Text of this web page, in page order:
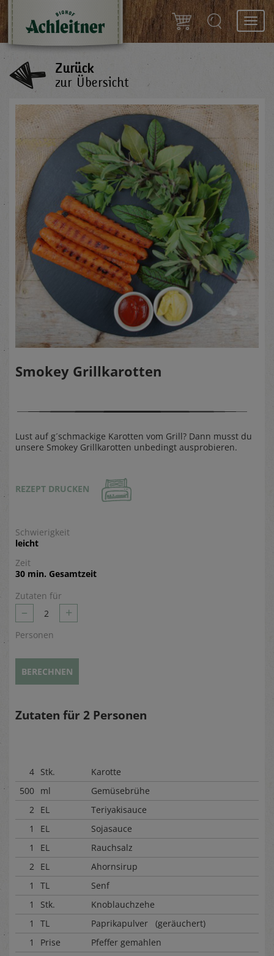
Zurück
zur Übersicht
Smokey Grillkarotten
Lust auf g´schmackige Karotten vom Grill? Dann musst du
unsere Smokey Grillkarotten unbedingt ausprobieren.
REZEPT DRUCKEN
Schwierigkeit
leicht
Zeit
30 min. Gesamtzeit
Zutaten für
– 2 +
Personen
BERECHNEN
Zutaten für 2 Personen
4 Stk.
Karotte
500 ml
Gemüsebrühe
2 EL
Teriyakisauce
1
EL
Sojasauce
1
EL
Rauchsalz
2 EL
Ahornsirup
1
TL
Senf
1
Stk.
Knoblauchzehe
1
TL
Paprikapulver (geräuchert)
1
Prise
Pfeffer gemahlen